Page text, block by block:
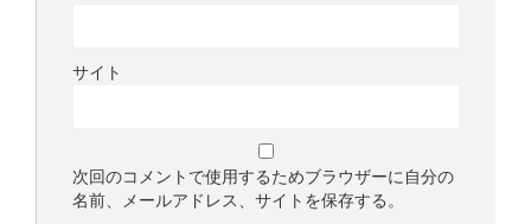
サイト
次回のコメントで使用するためブラウザーに自分の
名前、メールアドレス、サイトを保存する。